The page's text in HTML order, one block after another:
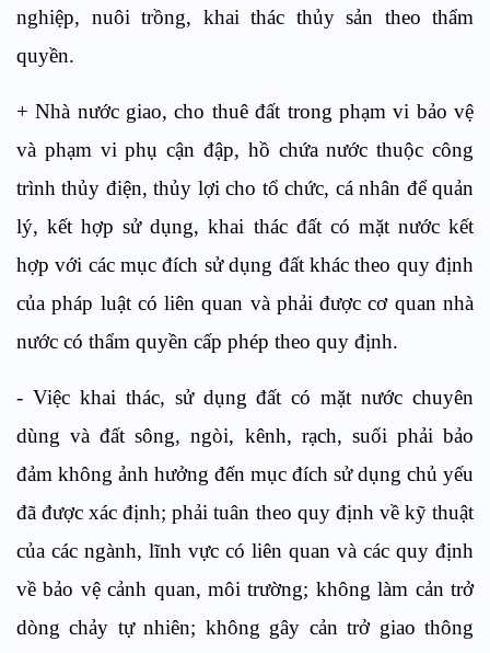
nghiệp, nuôi trồng, khai thác thủy sản theo thẩm
quyền.
+ Nhà nước giao, cho thuê đất trong phạm vi bảo vệ
và phạm vi phụ cận đập, hồ chứa nước thuộc công
trình thủy điện, thủy lợi cho tổ chức, cá nhân để quản
lý, kết hợp sử dụng, khai thác đất có mặt nước kết
hợp với các mục đích sử dụng đất khác theo quy định
của pháp luật có liên quan và phải được cơ quan nhà
nước có thẩm quyền cấp phép theo quy định.
- Việc khai thác, sử dụng đất có mặt nước chuyên
dùng và đất sông, ngòi, kênh, rạch, suối phải bảo
đảm không ảnh hưởng đến mục đích sử dụng chủ yếu
đã được xác định; phải tuân theo quy định về kỹ thuật
của các ngành, lĩnh vực có liên quan và các quy định
về bảo vệ cảnh quan, môi trường; không làm cản trở
dòng chảy tự nhiên; không gây cản trở giao thông